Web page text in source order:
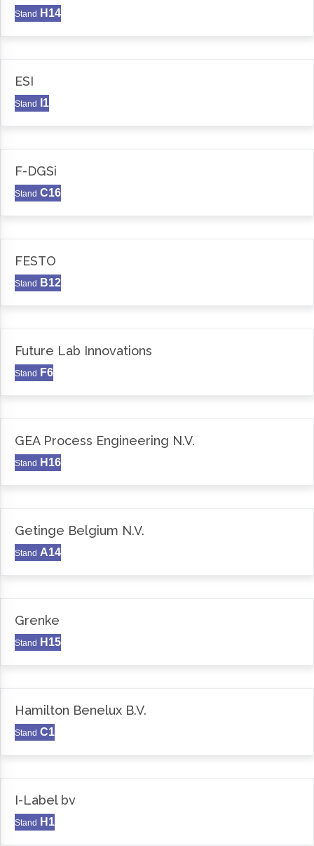
Stand H14
ESI
Stand I1
F-DGSi
Stand C16
FESTO
Stand B12
Future Lab Innovations
Stand F6
GEA Process Engineering N.V.
Stand H16
Getinge Belgium N.V.
Stand A14
Grenke
Stand H15
Hamilton Benelux B.V.
Stand C1
I-Label bv
Stand H1